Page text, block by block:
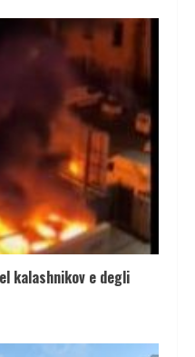
kalashnikov e degli